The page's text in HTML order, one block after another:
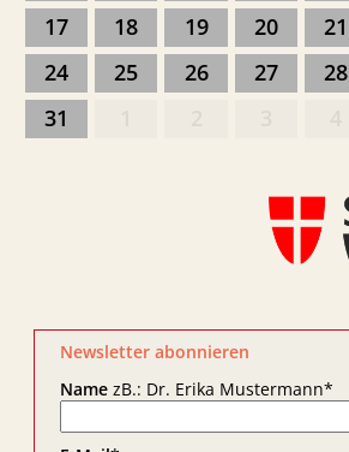
17
18 19 20 21
24
25 26 27 28
31
Newsletter abonnieren
NamezB.: Dr. Erika Mustermann*